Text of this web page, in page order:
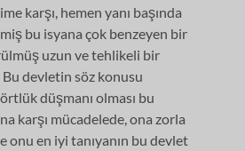
karşı, hemen yanı başında
bu isyana çok benzeyen bir
uzun ve tehlikeli bir
Bu devletin söz konusu
düşmanı olması bu
karşı mücadelede, ona zorla
onu en iyi tanıyanın bu devlet